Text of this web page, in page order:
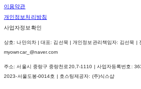
이용약관
개인정보처리방침
사업자정보확인
상호: 나만의차 | 대표: 김선묵 | 개인정보관리책임자: 김선묵 |
myowncar_@naver.com
주소: 서울시 중랑구 중랑천로20,7-1110 | 사업자등록번호:
2023-서울도봉-0014호
| 호스팅제공자: (주)식스샵